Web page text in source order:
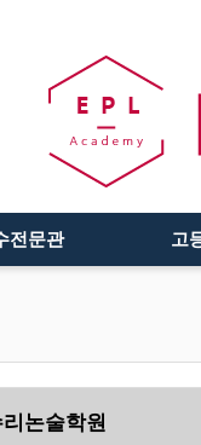
전문관 고
논술학원